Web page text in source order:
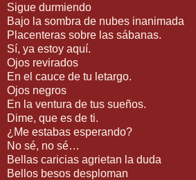
Sigue durmiendo
Bajo la sombra de nubes inanimada
Placenteras sobre las sábanas.
Sí, ya estoy aquí.
Ojos revirados
En el cauce de tu letargo.
Ojos negros
En la ventura de tus sueños.
Dime, que es de ti.
¿Me estabas esperando?
No sé, no sé…
Bellas caricias agrietan la duda
Bellos besos desploman